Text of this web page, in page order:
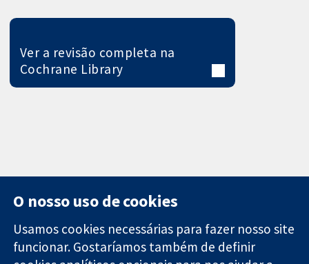
Ver a revisão completa na
Cochrane Library
11-13 Cavendish
Contato
O nosso uso de cookies
Usamos cookies necessárias para fazer nosso site
funcionar. Gostaríamos também de definir